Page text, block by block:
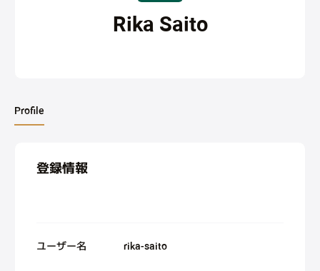
Rika Saito
Profile
登録情報
ユーザー名 rika-saito